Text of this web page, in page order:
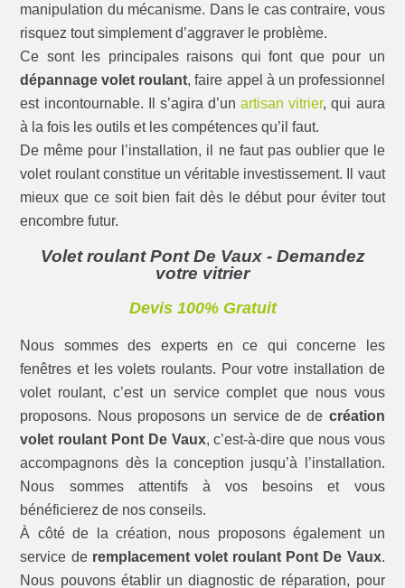
manipulation du mécanisme. Dans le cas contraire, vous
risquez tout simplement d’aggraver le problème.
Ce sont les principales raisons qui font que pour un
dépannage volet roulant, faire appel à un professionnel
est incontournable. Il s’agira d’unartisan vitrier, qui aura
à la fois les outils et les compétences qu’il faut.
De même pour l’installation, il ne faut pas oublier que le
volet roulant constitue un véritable investissement. Il vaut
mieux que ce soit bien fait dès le début pour éviter tout
encombre futur.
Volet roulant Pont De Vaux - Demandez
votre vitrier
Devis 100% Gratuit
Nous sommes des experts en ce qui concerne les
fenêtres et les volets roulants. Pour votre installation de
volet roulant, c’est un service complet que nous vous
proposons. Nous proposons un service de de création
volet roulant Pont De Vaux, c’est-à-dire que nous vous
accompagnons dès la conception jusqu’à l’installation.
Nous sommes attentifs à vos besoins et vous
bénéficierez de nos conseils.
À côté de la création, nous proposons également un
service de remplacement volet roulant Pont De Vaux.
Nous pouvons établir un diagnostic de réparation, pour